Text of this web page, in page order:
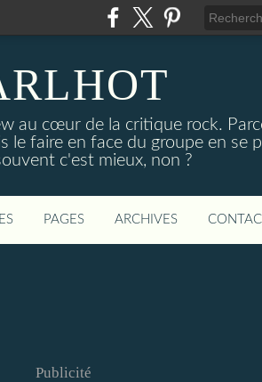
au cœur de la critique rock.
le faire en face du groupe en se
c'est mieux, non ?
PAGES ARCHIVES
Publicité